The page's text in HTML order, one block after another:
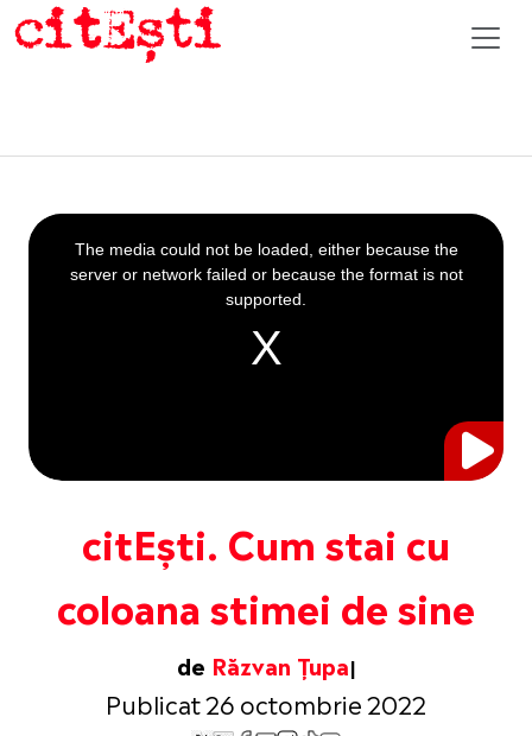
citEști. Cum stai cu
coloana stimei de sine
de Răzvan Țupa
Publicat 26 octombrie 2022
This
is
a
The media could not be loaded, either because the
server or network failed or because the format is not
supported.